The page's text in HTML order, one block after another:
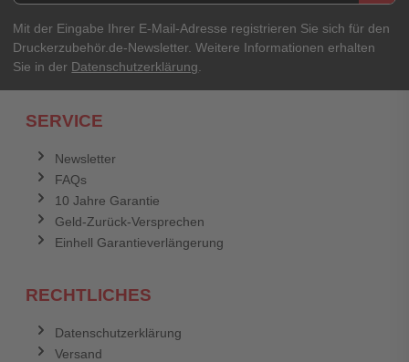
Ihr Passwort
Mit der Eingabe Ihrer E-Mail-Adresse registrieren Sie sich für den
Druckerzubehör.de-Newsletter. Weitere Informationen erhalten
Sie in der Datenschutzerklärung.
SERVICE
Newsletter
FAQs
10 Jahre Garantie
Geld-Zurück-Versprechen
Einhell Garantieverlängerung
RECHTLICHES
Datenschutzerklärung
Versand